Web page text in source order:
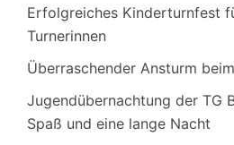
Erfolgreiches Kinderturnfest
Turnerinnen
Überraschender Ansturm
Jugendübernachtung der TG
Spaß und eine lange Nacht